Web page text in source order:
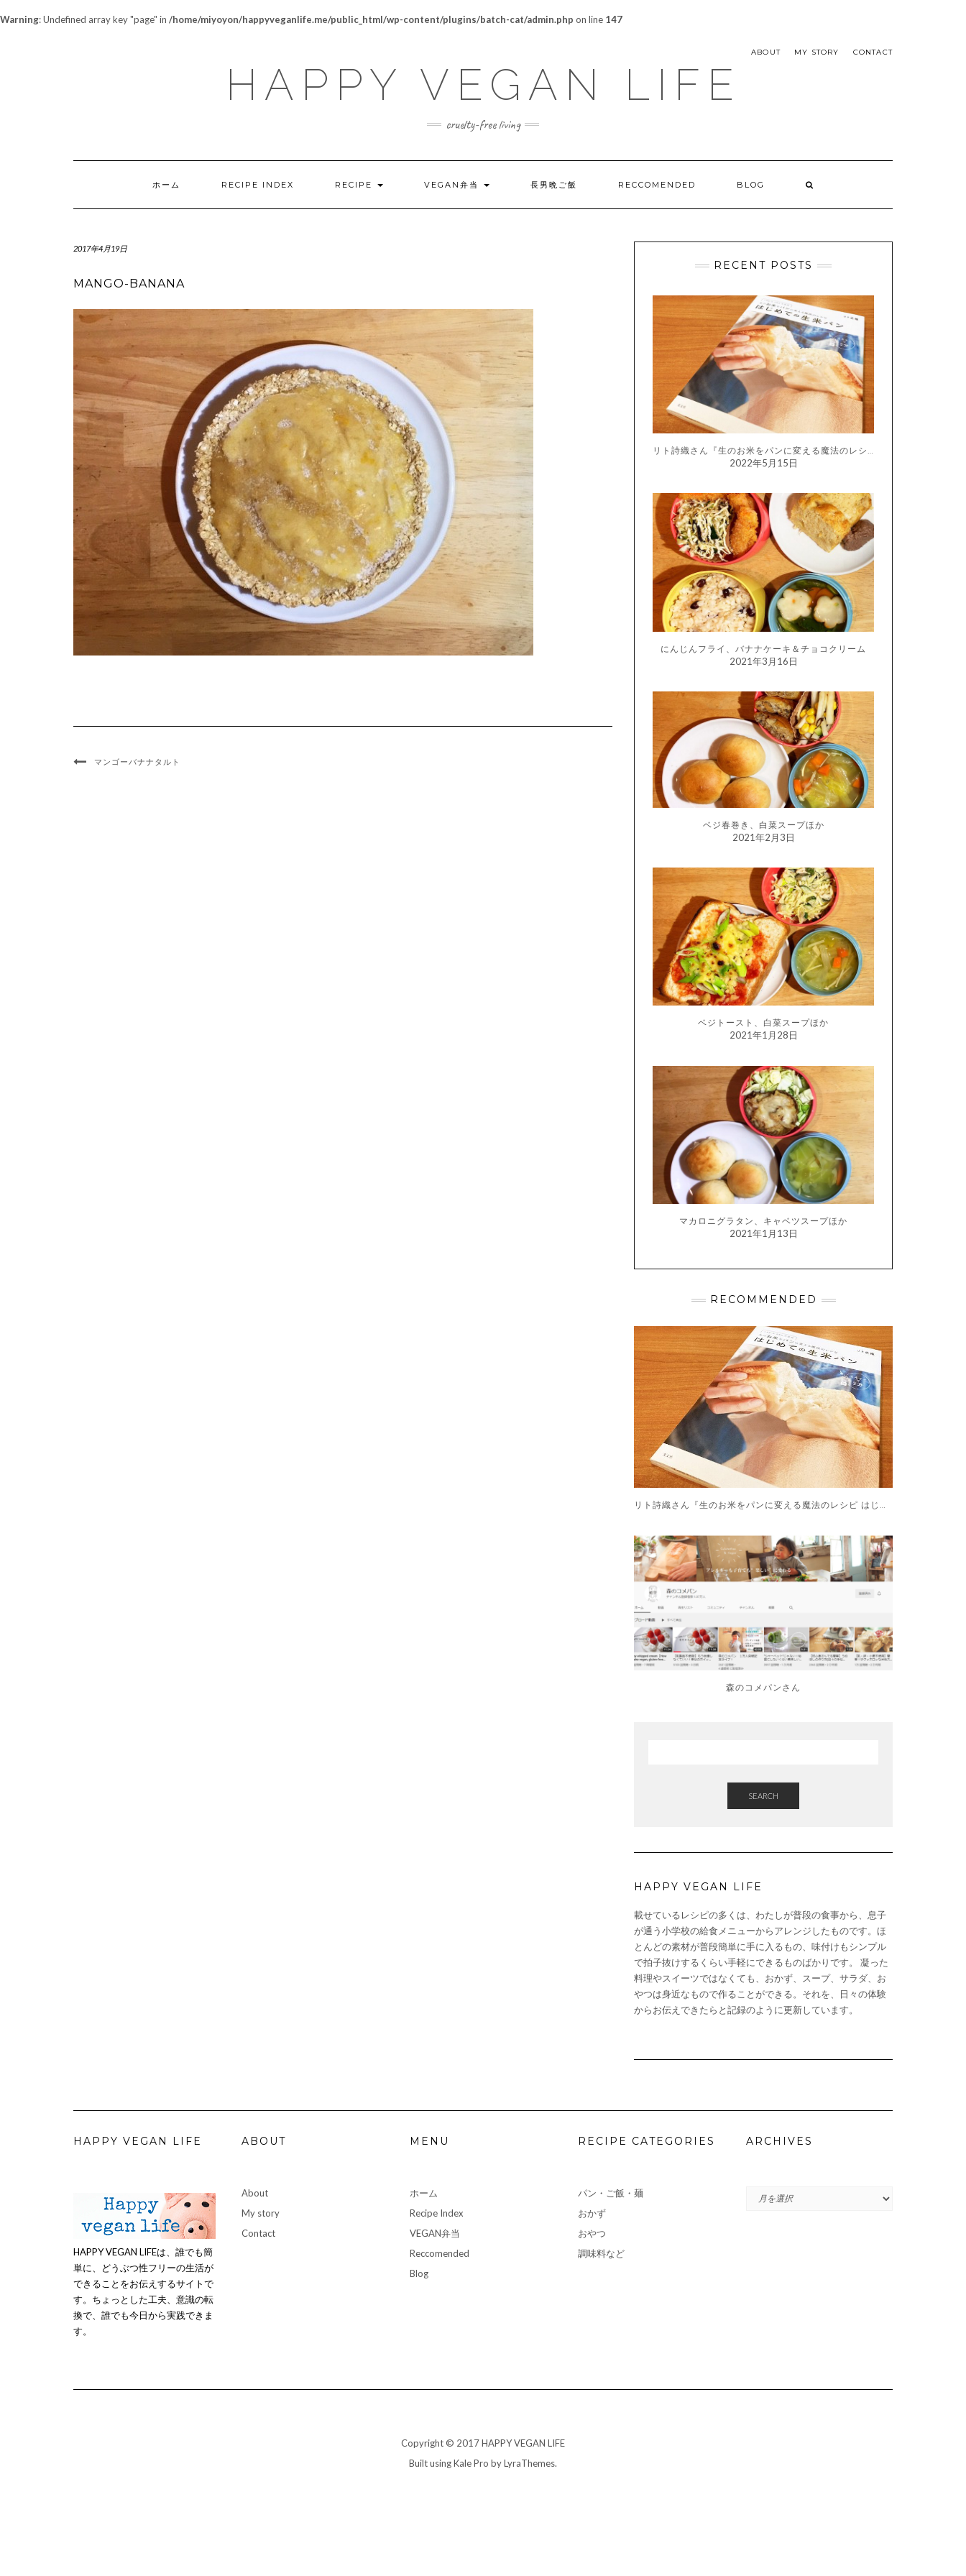
Warning: Undefined array key "page" in /home/miyoyon/happyveganlife.me/public_html/wp-content/plugins/batch-cat/admin.php on line 147
ABOUT MY STORY CONTACT
HAPPY VEGAN LIFE
cruelty-free living
ホーム RECIPE INDEX RECIPE VEGAN弁当 長男晩ご飯 RECCOMENDED BLOG
2017年4月19日
MANGO-BANANA
マンゴーバナナタルト
RECENT POSTS
リト詩織さん『生のお米をパンに変える魔法のレシピ はじめての生米パン』
2022年5月15日
にんじんフライ、バナナケーキ＆チョコクリーム
2021年3月16日
ベジ春巻き、白菜スープほか
2021年2月3日
ベジトースト、白菜スープほか
2021年1月28日
マカロニグラタン、キャベツスープほか
2021年1月13日
RECOMMENDED
森のコメパンさん
SEARCH
HAPPY VEGAN LIFE
載せているレシピの多くは、わたしが普段の食事から、息子
が通う小学校の給食メニューからアレンジしたものです。ほ
とんどの素材が普段簡単に手に入るもの、味付けもシンプル
で拍子抜けするくらい手軽にできるものばかりです。 凝った
料理やスイーツではなくても、おかず、スープ、サラダ、お
やつは身近なもので作ることができる。それを、日々の体験
からお伝えできたらと記録のように更新しています。
HAPPY VEGAN LIFE
HAPPY VEGAN LIFEは、誰でも簡
単に、どうぶつ性フリーの生活が
できることをお伝えするサイトで
す。ちょっとした工夫、意識の転
換で、誰でも今日から実践できま
す。
ABOUT
About
My story
Contact
MENU
ホーム
Recipe Index
VEGAN弁当
Reccomended
Blog
RECIPE CATEGORIES
パン・ご飯・麺
おかず
おやつ
調味料など
ARCHIVES
ARCHIVES
Copyright © 2017 HAPPY VEGAN LIFE
Built usingKale Pro byLyraThemes.